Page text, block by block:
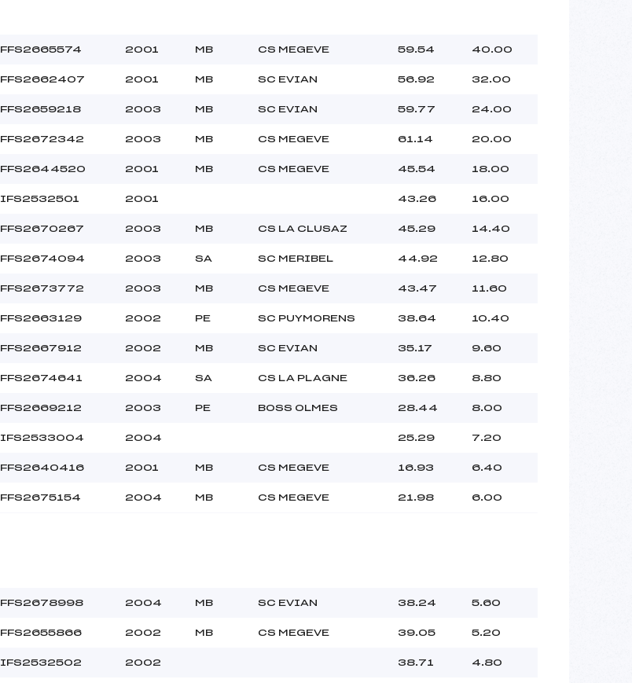
25373
Finale ()
Nombre de portes :
Traceur :
40.0000
FFS2665574 2001 MB CS MEGEVE 59.54 40.00
FFS2662407 2001 MB SC EVIAN 56.92 32.00
FFS2659218 2003 MB SC EVIAN 59.77 24.00
FFS2672342 2003 MB CS MEGEVE 61.14 20.00
FFS2644520 2001 MB CS MEGEVE 45.54 18.00
IFS2532501 2001 43.26 16.00
FFS2670267 2003 MB CS LA CLUSAZ 45.29 14.40
FFS2674094 2003 SA SC MERIBEL 44.92 12.80
FFS2673772 2003 MB CS MEGEVE 43.47 11.60
FFS2663129 2002 PE SC PUYMORENS 38.64 10.40
FFS2667912 2002 MB SC EVIAN 35.17 9.60
FFS2674641 2004 SA CS LA PLAGNE 36.26 8.80
FFS2669212 2003 PE BOSS OLMES 28.44 8.00
IFS2533004 2004 25.29 7.20
FFS2640416 2001 MB CS MEGEVE 16.93 6.40
FFS2675154 2004 MB CS MEGEVE 21.98 6.00
FFS2678998 2004 MB SC EVIAN 38.24 5.60
FFS2655866 2002 MB CS MEGEVE 39.05 5.20
IFS2532502 2002 38.71 4.80